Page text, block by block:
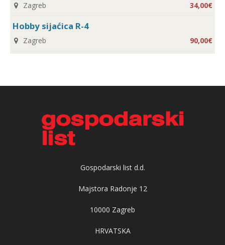
Zagreb 34,00€
Hobby sijaćica R-4
Zagreb 90,00€
Gospodarski list d.d.
Majstora Radonje 12
10000 Zagreb
HRVATSKA